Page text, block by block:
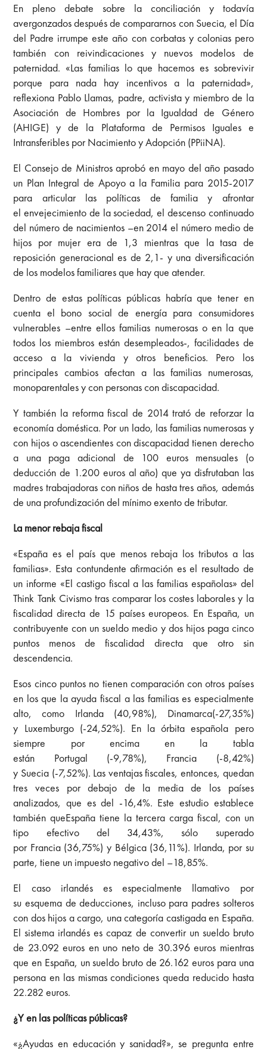
En pleno debate sobre la conciliación y todavía
avergonzados después de compararnos con Suecia, el Día
del Padre irrumpe este año con corbatas y colonias pero
también con reivindicaciones y nuevos modelos de
paternidad. «Las familias lo que hacemos es sobrevivir
porque para nada hay incentivos a la paternidad»,
reflexiona Pablo Llamas, padre, activista y miembro de la
Asociación de Hombres por la Igualdad de Género
(AHIGE) y de la Plataforma de Permisos Iguales e
Intransferibles por Nacimiento y Adopción (PPiiNA).
El Consejo de Ministros aprobó en mayo del año pasado
un Plan Integral de Apoyo a la Familia para 2015-2017
para articular las políticas de familia y afrontar
el envejecimiento de la sociedad, el descenso continuado
del número de nacimientos –en 2014 el número medio de
hijos por mujer era de 1,3 mientras que la tasa de
reposición generacional es de 2,1- y una diversificación
de los modelos familiares que hay que atender.
Dentro de estas políticas públicas habría que tener en
cuenta el bono social de energía para consumidores
vulnerables –entre ellos familias numerosas o en la que
todos los miembros están desempleados-, facilidades de
acceso a la vivienda y otros beneficios. Pero los
principales cambios afectan a las familias numerosas,
monoparentales y con personas con discapacidad.
Y también la reforma fiscal de 2014 trató de reforzar la
economía doméstica. Por un lado, las familias numerosas y
con hijos o ascendientes con discapacidad tienen derecho
a una paga adicional de 100 euros mensuales (o
deducción de 1.200 euros al año) que ya disfrutaban las
madres trabajadoras con niños de hasta tres años, además
de una profundización del mínimo exento de tributar.
La menor rebaja fiscal
«España es el país que menos rebaja los tributos a las
familias». Esta contundente afirmación es el resultado de
un informe «El castigo fiscal a las familias españolas» del
Think Tank Civismo tras comparar los costes laborales y la
fiscalidad directa de 15 países europeos. En España, un
contribuyente con un sueldo medio y dos hijos paga cinco
puntos menos de fiscalidad directa que otro sin
descendencia.
Esos cinco puntos no tienen comparación con otros países
en los que la ayuda fiscal a las familias es especialmente
alto, como Irlanda (40,98%), Dinamarca(-27,35%)
y Luxemburgo (-24,52%). En la órbita española pero
siempre por encima en la tabla
están Portugal (-9,78%), Francia (-8,42%)
y Suecia (-7,52%). Las ventajas fiscales, entonces, quedan
tres veces por debajo de la media de los países
analizados, que es del -16,4%. Este estudio establece
también queEspaña tiene la tercera carga fiscal, con un
tipo efectivo del 34,43%, sólo superado
por Francia (36,75%) y Bélgica (36,11%). Irlanda, por su
parte, tiene un impuesto negativo del –18,85%.
El caso irlandés es especialmente llamativo por
su esquema de deducciones, incluso para padres solteros
con dos hijos a cargo, una categoría castigada en España.
El sistema irlandés es capaz de convertir un sueldo bruto
de 23.092 euros en uno neto de 30.396 euros mientras
que en España, un sueldo bruto de 26.162 euros para una
persona en las mismas condiciones queda reducido hasta
22.282 euros.
¿Y en las políticas públicas?
«¿Ayudas en educación y sanidad?», se pregunta entre